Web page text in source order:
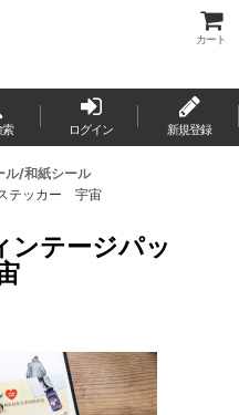
カート
ログイン 新規登録
ル/和紙シール
テッカー 宇宙
ンテージパッ